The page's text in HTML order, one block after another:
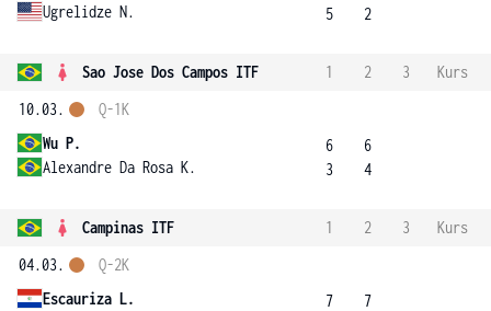
Ugrelidze N.
5
2
Sao Jose Dos Campos ITF 1 2 3
Kurs
10.03.
Wu P.
Alexandre Da Rosa K.
Q-1K
6
3
6
4
Campinas ITF 1 2 3
Kurs
04.03.
Escauriza L.
Q-2K
7
7